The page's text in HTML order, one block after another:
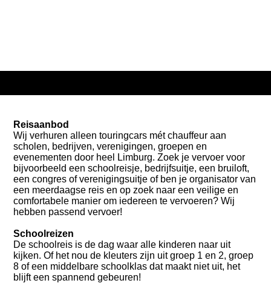
Reisaanbod
Wij verhuren alleen touringcars mét chauffeur aan
scholen, bedrijven, verenigingen, groepen en
evenementen door heel Limburg. Zoek je vervoer voor
bijvoorbeeld een schoolreisje, bedrijfsuitje, een bruiloft,
een congres of verenigingsuitje of ben je organisator van
een meerdaagse reis en op zoek naar een veilige en
comfortabele manier om iedereen te vervoeren? Wij
hebben passend vervoer!
Schoolreizen
De schoolreis is de dag waar alle kinderen naar uit
kijken. Of het nou de kleuters zijn uit groep 1 en 2, groep
8 of een middelbare schoolklas dat maakt niet uit, het
blijft een spannend gebeuren!